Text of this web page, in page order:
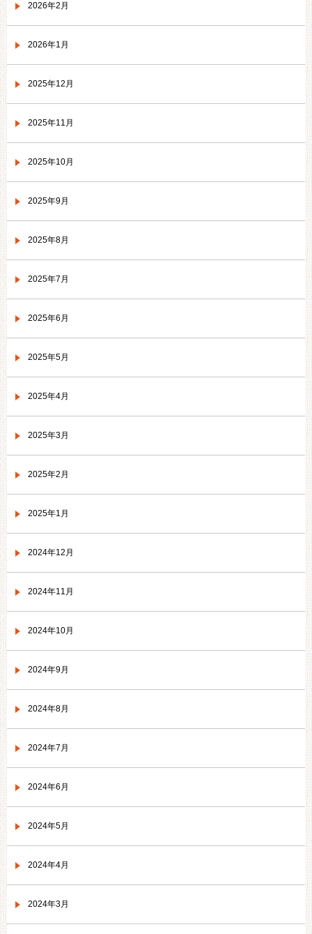
2026年2月
2026年1月
2025年12月
2025年11月
2025年10月
2025年9月
2025年8月
2025年7月
2025年6月
2025年5月
2025年4月
2025年3月
2025年2月
2025年1月
2024年12月
2024年11月
2024年10月
2024年9月
2024年8月
2024年7月
2024年6月
2024年5月
2024年4月
2024年3月